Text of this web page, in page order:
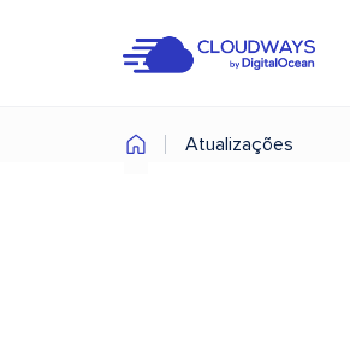
Atualizações